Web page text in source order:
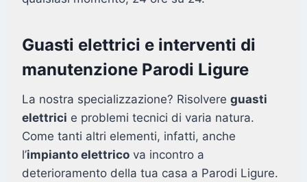
Guasti elettrici e interventi di
manutenzione Parodi Ligure
La nostra specializzazione? Risolvere guasti
elettrici e problemi tecnici di varia natura.
Come tanti altri elementi, infatti, anche
l’impianto elettrico va incontro a
deterioramento della tua casa a Parodi Ligure.